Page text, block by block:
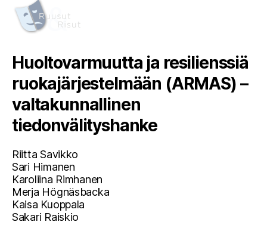
Huoltovarmuutta ja resilienssiä
ruokajärjestelmään (ARMAS) –
valtakunnallinen
tiedonvälityshanke
Riitta Savikko
Sari Himanen
Karoliina Rimhanen
Merja Högnäsbacka
Kaisa Kuoppala
Sakari Raiskio